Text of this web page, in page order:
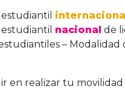
nacional de
–
en realizar tu